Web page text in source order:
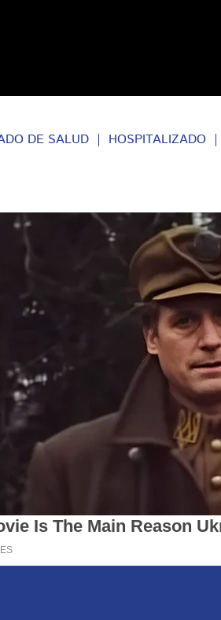
DE SALUD HOSPITALIZADO